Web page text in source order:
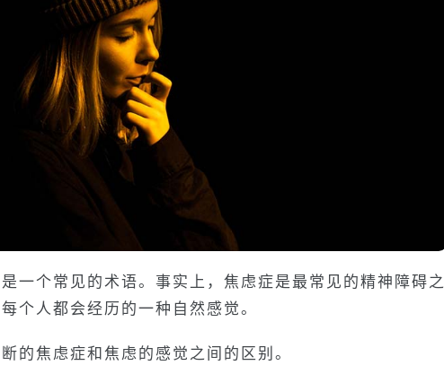
一个常见的术语。事实上，焦虑症是最常见的精神障碍之
个人都会经历的一种自然感觉。
的焦虑症和焦虑的感觉之间的区别。